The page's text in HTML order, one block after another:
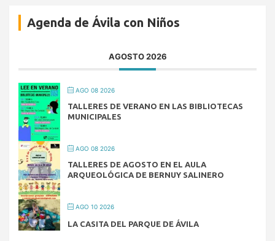
Agenda de Ávila con Niños
AGOSTO 2026
AGO 08 2026
TALLERES DE VERANO EN LAS BIBLIOTECAS
MUNICIPALES
AGO 08 2026
TALLERES DE AGOSTO EN EL AULA
ARQUEOLÓGICA DE BERNUY SALINERO
AGO 10 2026
LA CASITA DEL PARQUE DE ÁVILA